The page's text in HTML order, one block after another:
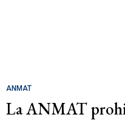
ANMAT
La ANMAT